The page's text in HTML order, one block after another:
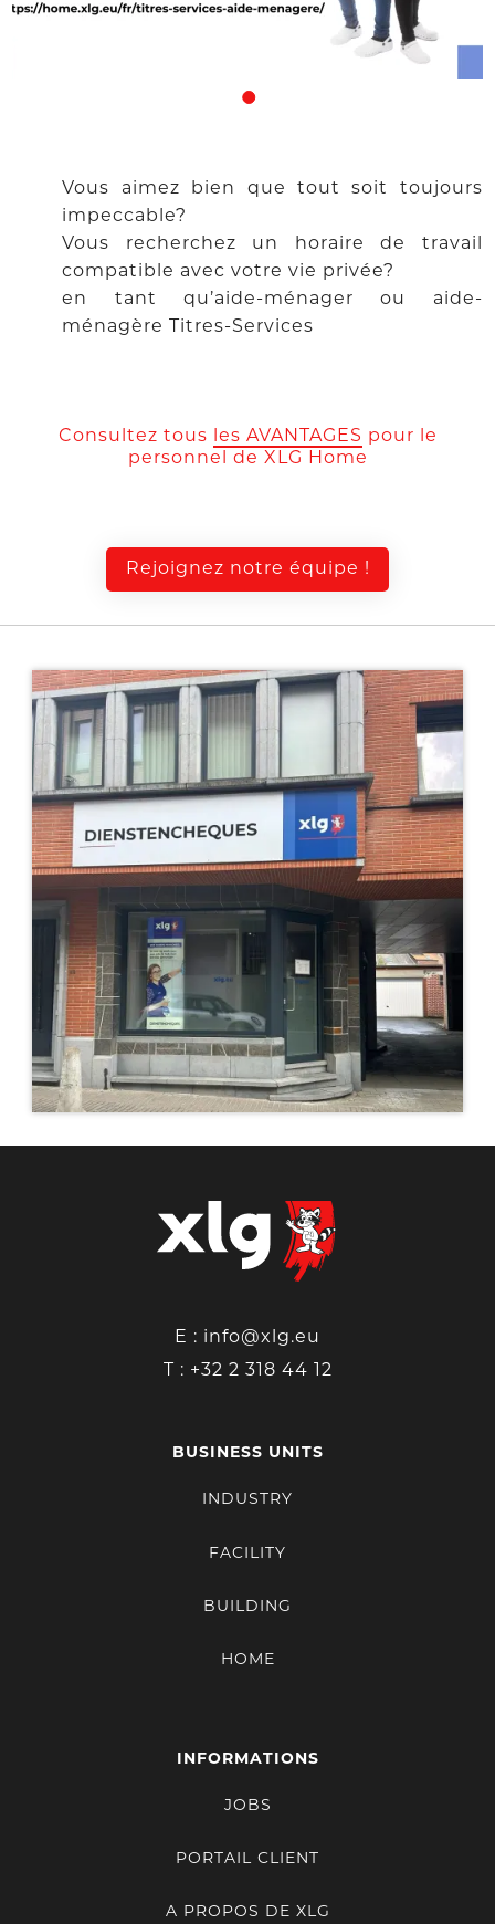
Vous aimez bien que tout soit toujours
impeccable?
Vous recherchez un horaire de travail
compatible avec votre vie privée?
en tant qu’aide-ménager ou aide-
ménagère Titres-Services
Consultez tous les AVANTAGES pour le
personnel de XLG Home
Rejoignez notre équipe !
E : info@xlg.eu
T : +32 2 318 44 12
BUSINESS UNITS
INDUSTRY
FACILITY
BUILDING
HOME
INFORMATIONS
JOBS
PORTAIL CLIENT
A PROPOS DE XLG